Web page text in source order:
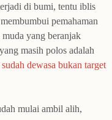
di bumi, tentu iblis
pemahaman
yang beranjak
masih polos adalah
dewasa bukan target
mulai ambil alih,